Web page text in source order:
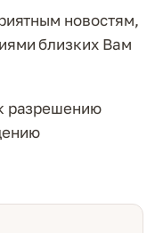
новостям,
близких Вам
разрешению